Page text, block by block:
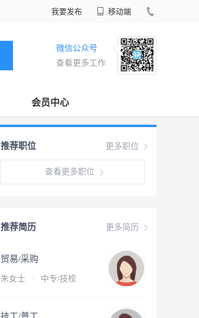
我要发布 移动端
微信公众号
查看更多工作
会员中心
更多职位
推荐职位
查看更多职位
更多简历
推荐简历
贸易/采购
朱女士 · 中专/技校